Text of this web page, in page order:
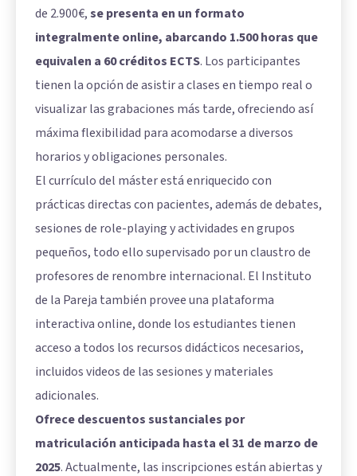
de 2.900€,se presenta en un formato
integralmente online, abarcando 1.500 horas que
equivalen a 60 créditos ECTS. Los participantes
tienen la opción de asistir a clases en tiempo real o
visualizar las grabaciones más tarde, ofreciendo así
máxima flexibilidad para acomodarse a diversos
horarios y obligaciones personales.
El currículo del máster está enriquecido con
prácticas directas con pacientes, además de debates,
sesiones de role-playing y actividades en grupos
pequeños, todo ello supervisado por un claustro de
profesores de renombre internacional. El Instituto
de la Pareja también provee una plataforma
interactiva online, donde los estudiantes tienen
acceso a todos los recursos didácticos necesarios,
incluidos videos de las sesiones y materiales
adicionales.
Ofrece descuentos sustanciales por
matriculación anticipada hasta el 31 de marzo de
2025. Actualmente, las inscripciones están abiertas y